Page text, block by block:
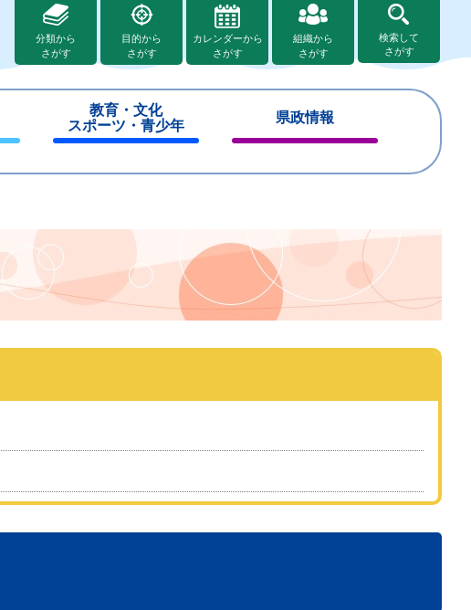
分類から
さがす
目的から
さがす
カレンダーから
さがす
組織から
さがす
検索して
さがす
教育・文化
スポーツ・青少年
じ
県政情報
じ